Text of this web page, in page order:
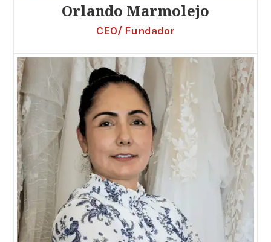
Orlando Marmolejo
CEO/ Fundador